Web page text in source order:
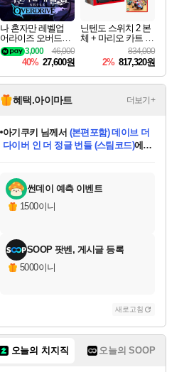
나 혼자만 레벨업
어라이즈 오버드라
이브 Solo Leveling A
rise
46,000
3,000
40% 27,600원
닌텐도 스위치 2 본
체 + 마리오 카트 월
드 + 포켓몬 포코피
아 번들
834,000
2% 817,320원
혜택.아이마트 더보기+
당첨되셨습니다.
아기쿠키 님께서 (본편포함) 데이브 더
다이버 인 더 정글 번들 (스팀코드)에
당첨되셨습니다.
당첨되셨습니다.
에디션 (스팀코드)를 교환.
당첨되셨습니다.
당첨되셨습니다.
당첨되셨습니다.
당첨되셨습니다.
썬데이 예측 이벤트
1500이니
SOOP 팟벤, 게시글 등록
5000이니
새로고침
오늘의 치지직 오늘의 SOOP